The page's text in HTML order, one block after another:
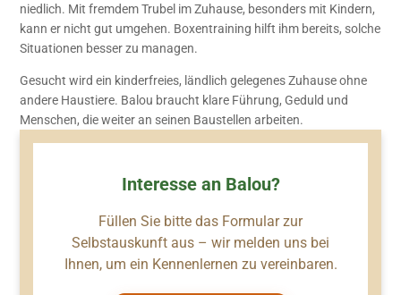
niedlich. Mit fremdem Trubel im Zuhause, besonders mit Kindern,
kann er nicht gut umgehen. Boxentraining hilft ihm bereits, solche
Situationen besser zu managen.
Gesucht wird ein kinderfreies, ländlich gelegenes Zuhause ohne
andere Haustiere. Balou braucht klare Führung, Geduld und
Menschen, die weiter an seinen Baustellen arbeiten.
Interesse an Balou?
Füllen Sie bitte das Formular zur
Selbstauskunft aus – wir melden uns bei
Ihnen, um ein Kennenlernen zu vereinbaren.